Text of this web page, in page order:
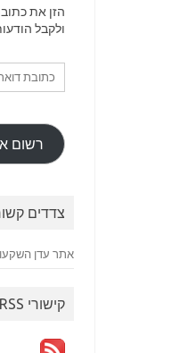
הזן את
ולקבל
רשום
צדדים
אתר עדן
קישורי RSS